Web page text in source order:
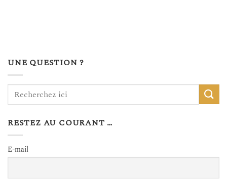
UNE QUESTION ?
RESTEZ AU COURANT …
E-mail